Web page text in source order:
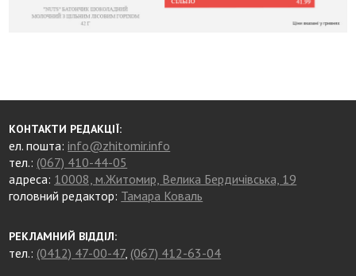
КОНТАКТИ РЕДАКЦІЇ:
ел. пошта:info@zhitomir.info
тел.: (067) 410-44-05
адреса: 10008, м.Житомир, Велика Бердичівська, 19
головний редактор: Тамара Коваль
РЕКЛАМНИЙ ВІДДІЛ:
тел.: (0412) 47-00-47, (067) 412-63-04